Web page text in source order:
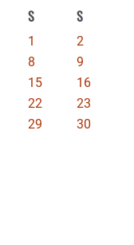
S S
1
2
8
9
15
16
22
23
29
30